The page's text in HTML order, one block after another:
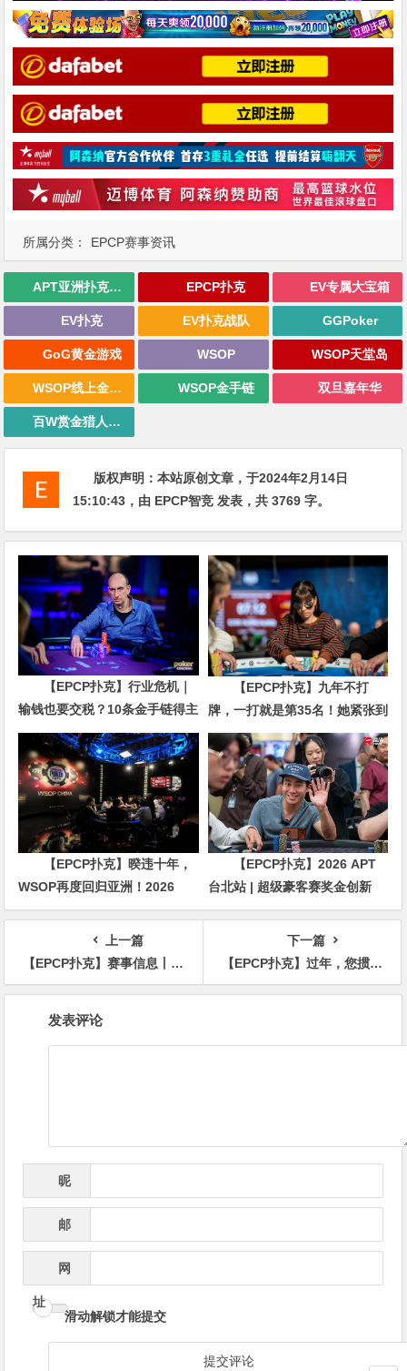
所属分类： EPCP赛事资讯
APT亚洲扑克巡回赛 EPCP扑克 EV专属大宝箱
EV扑克 EV扑克战队 GGPoker
GoG黄金游戏 WSOP WSOP天堂岛
WSOP线上金手链 WSOP金手链 双旦嘉年华
百W赏金猎人大奖赛
版权声明：本站原创文章，于2024年2月14日
15:10:43 ，由 EPCP智竞 发表，共 3769 字。
【EPCP扑克】行业危机｜
输钱也要交税？10条金手链得主
直言“扛不住”，主动砍掉四分之
三比赛
【EPCP扑克】九年不打
牌，一打就是第35名！她紧张到
脚悬空，但全世界以为她很淡定
【EPCP扑克】暌违十年，
WSOP再度回归亚洲！2026
APL济州站6月19-28日盛大登
【EPCP扑克】2026 APT
台北站 | 超级豪客赛奖金创新
高，美国选手Ethan
“Rampage” Yau领跑全场！
上一篇
【EPCP扑克】赛事信息丨全新模式开启！TJPH®假日巡游赛-长沙站赛程发布
下一篇
【EPCP扑克】过年，您掼蛋了吗
发表评论
昵
邮
网
址
滑动解锁才能提交